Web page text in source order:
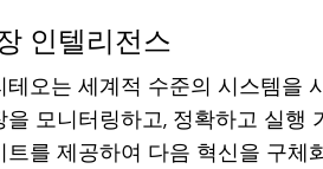
인텔리전스
테오는 세계적 수준의 시스템을
을 모니터링하고, 정확하고 실행
트를 제공하여 다음 혁신을 구체